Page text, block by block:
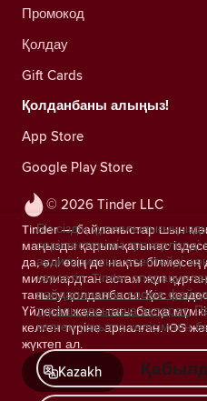
© 2026 Tinder LLC
Tinder — байланыстар шын
маңызды қарым-қатынас
да, әлі өзің де нақты
миллиардтан астам жұп
танысу қолданбасы. Қос
Үйлесім және тағы басқа
келген түріне арналған. iOS
жүктеп ал.
Kazakh
Промокод
Қолдау
Gift Cards
Қолданбаны алыңыз!
App Store
Google Play Store
Біз сіздің
серіктестеріміз
аудиториясын есептейді
көрсетіп, Tinder
пайдаланатын cookie
туралы қосымша ақпарат.
келген уақытта келісімнен